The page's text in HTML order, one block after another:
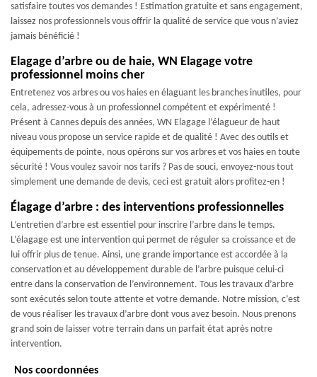
satisfaire toutes vos demandes ! Estimation gratuite et sans engagement,
laissez nos professionnels vous offrir la qualité de service que vous n’aviez
jamais bénéficié !
Elagage d’arbre ou de haie, WN Elagage votre
professionnel moins cher
Entretenez vos arbres ou vos haies en élaguant les branches inutiles, pour
cela, adressez-vous à un professionnel compétent et expérimenté !
Présent à Cannes depuis des années, WN Elagage l’élagueur de haut
niveau vous propose un service rapide et de qualité ! Avec des outils et
équipements de pointe, nous opérons sur vos arbres et vos haies en toute
sécurité ! Vous voulez savoir nos tarifs ? Pas de souci, envoyez-nous tout
simplement une demande de devis, ceci est gratuit alors profitez-en !
Élagage d’arbre : des interventions professionnelles
L’entretien d’arbre est essentiel pour inscrire l’arbre dans le temps.
L’élagage est une intervention qui permet de réguler sa croissance et de
lui offrir plus de tenue. Ainsi, une grande importance est accordée à la
conservation et au développement durable de l’arbre puisque celui-ci
entre dans la conservation de l’environnement. Tous les travaux d’arbre
sont exécutés selon toute attente et votre demande. Notre mission, c’est
de vous réaliser les travaux d’arbre dont vous avez besoin. Nous prenons
grand soin de laisser votre terrain dans un parfait état après notre
intervention.
Nos coordonnées